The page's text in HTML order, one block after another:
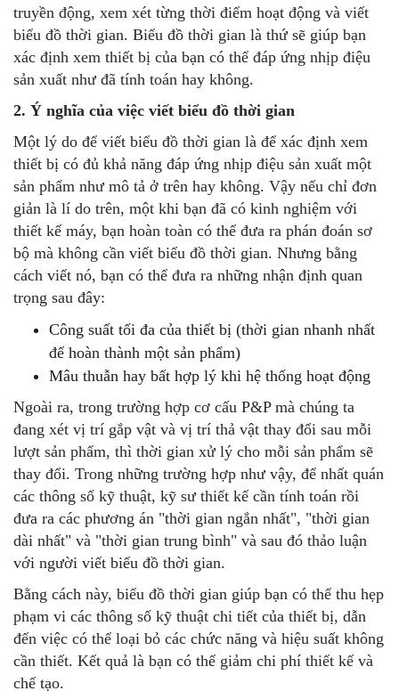
truyền động, xem xét từng thời điểm hoạt động và viết
biểu đồ thời gian. Biểu đồ thời gian là thứ sẽ giúp bạn
xác định xem thiết bị của bạn có thể đáp ứng nhịp điệu
sản xuất như đã tính toán hay không.
2. Ý nghĩa của việc viết biểu đồ thời gian
Một lý do để viết biểu đồ thời gian là để xác định xem
thiết bị có đủ khả năng đáp ứng nhịp điệu sản xuất một
sản phẩm như mô tả ở trên hay không. Vậy nếu chỉ đơn
giản là lí do trên, một khi bạn đã có kinh nghiệm với
thiết kế máy, bạn hoàn toàn có thể đưa ra phán đoán sơ
bộ mà không cần viết biểu đồ thời gian. Nhưng bằng
cách viết nó, bạn có thể đưa ra những nhận định quan
trọng sau đây:
Công suất tối đa của thiết bị (thời gian nhanh nhất
để hoàn thành một sản phẩm)
Mâu thuẫn hay bất hợp lý khi hệ thống hoạt động
Ngoài ra, trong trường hợp cơ cấu P&P mà chúng ta
đang xét vị trí gắp vật và vị trí thả vật thay đổi sau mỗi
lượt sản phẩm, thì thời gian xử lý cho mỗi sản phẩm sẽ
thay đổi. Trong những trường hợp như vậy, để nhất quán
các thông số kỹ thuật, kỹ sư thiết kế cần tính toán rồi
đưa ra các phương án "thời gian ngắn nhất", "thời gian
dài nhất" và "thời gian trung bình" và sau đó thảo luận
với người viết biểu đồ thời gian.
Bằng cách này, biểu đồ thời gian giúp bạn có thể thu hẹp
phạm vi các thông số kỹ thuật chi tiết của thiết bị, dẫn
đến việc có thể loại bỏ các chức năng và hiệu suất không
cần thiết. Kết quả là bạn có thể giảm chi phí thiết kế và
chế tạo.